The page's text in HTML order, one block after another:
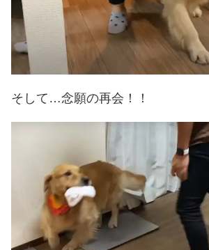
そして…念願の再会！！